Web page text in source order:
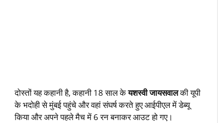
दोस्तों यह कहानी है, कहानी 18 साल केयशस्वी जायसवालकी यूपी
के भदोही से मुंबई पहुंचे और वहां संघर्ष करते हुए आईपीएल में डेब्यू
किया और अपने पहले मैच में 6 रन बनाकर आउट हो गए।